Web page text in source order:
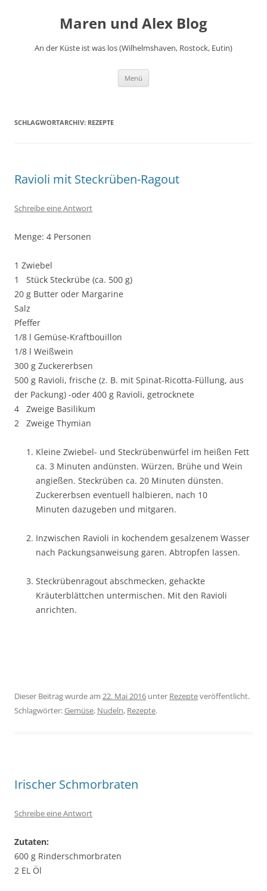
Maren und Alex Blog
An der Küste ist was los (Wilhelmshaven, Rostock, Eutin)
Menü
SCHLAGWORTARCHIV: REZEPTE
Ravioli mit Steckrüben-Ragout
Schreibe eine Antwort
Menge: 4 Personen
1 Zwiebel
1 Stück Steckrübe (ca. 500 g)
20 g Butter oder Margarine
Salz
Pfeffer
1/8 l Gemüse-Kraftbouillon
1/8 l Weißwein
300 g Zuckererbsen
500 g Ravioli, frische (z. B. mit Spinat-Ricotta-Füllung, aus
der Packung) -oder 400 g Ravioli, getrocknete
4 Zweige Basilikum
2 Zweige Thymian
Kleine Zwiebel- und Steckrübenwürfel im heißen Fett
ca. 3 Minuten andünsten. Würzen, Brühe und Wein
angießen. Steckrüben ca. 20 Minuten dünsten.
Zuckererbsen eventuell halbieren, nach 10
Minuten dazugeben und mitgaren.
Inzwischen Ravioli in kochendem gesalzenem Wasser
nach Packungsanweisung garen. Abtropfen lassen.
Steckrübenragout abschmecken, gehackte
Kräuterblättchen untermischen. Mit den Ravioli
anrichten.
Dieser Beitrag wurde am 22. Mai 2016 unter Rezepteveröffentlicht.
Schlagwörter:Gemüse, Nudeln, Rezepte.
Irischer Schmorbraten
Schreibe eine Antwort
Zutaten:
600 g Rinderschmorbraten
2 EL Öl